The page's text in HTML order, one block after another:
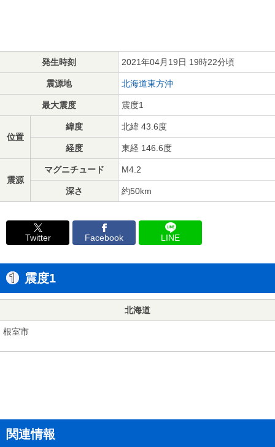
発生時刻 2021年04月19日 19時22分頃
震源地 北海道東方沖
最大震度 震度1
位置
緯度 北緯 43.6度
経度 東経 146.6度
震源
マグニチュード M4.2
深さ 約50km
Twitter Facebook LINE
震度1
北海道
根室市
関連情報